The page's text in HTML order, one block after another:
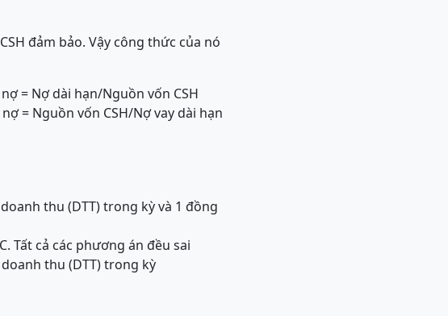
đảm bảo. Vậy công thức của nó
= Nợ dài hạn/Nguồn vốn CSH
= Nguồn vốn CSH/Nợ vay dài hạn
thu (DTT) trong kỳ và 1 đồng
C. Tất cả các phương án đều sai
thu (DTT) trong kỳ